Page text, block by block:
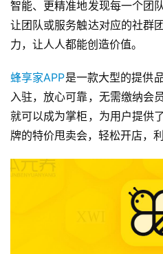
智能、更精准地发现每一个团
让团队或服务触达对应的社群
力，让人人都能创造价值。
蜂享家APP是一款大型的提供
入驻，放心可靠，无需缴纳会
就可以成为掌柜，为用户提供
牌的特价甩卖会，轻松开店，